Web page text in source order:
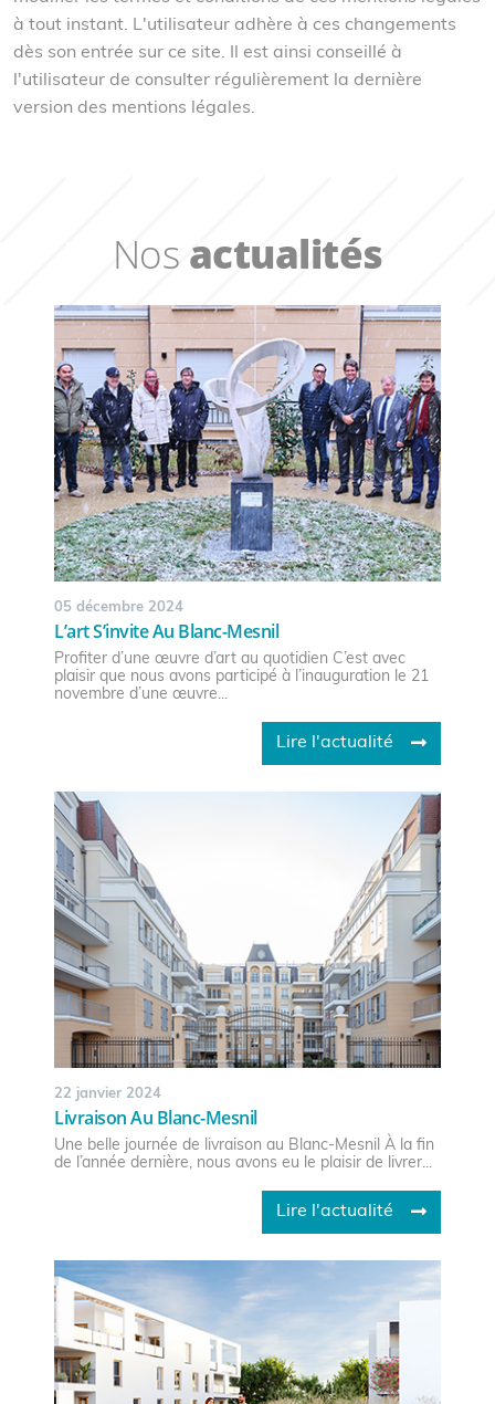
à tout instant. L'utilisateur adhère à ces changements
dès son entrée sur ce site. Il est ainsi conseillé à
l'utilisateur de consulter régulièrement la dernière
version des mentions légales.
Nos actualités
05 décembre 2024
L’art S’invite Au Blanc-Mesnil
Profiter d’une œuvre d’art au quotidien C’est avec
plaisir que nous avons participé à l’inauguration le 21
novembre d’une œuvre...
Lire l'actualité
22 janvier 2024
Livraison Au Blanc-Mesnil
Une belle journée de livraison au Blanc-Mesnil À la fin
de l’année dernière, nous avons eu le plaisir de livrer...
Lire l'actualité